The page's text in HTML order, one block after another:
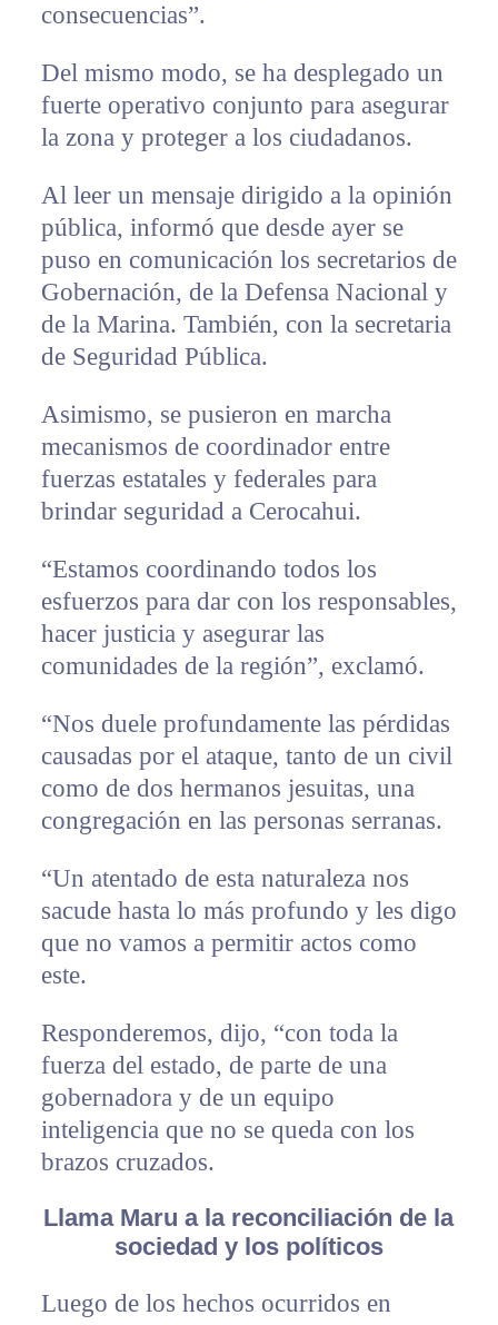
consecuencias”.
Del mismo modo, se ha desplegado un
fuerte operativo conjunto para asegurar
la zona y proteger a los ciudadanos.
Al leer un mensaje dirigido a la opinión
pública, informó que desde ayer se
puso en comunicación los secretarios de
Gobernación, de la Defensa Nacional y
de la Marina. También, con la secretaria
de Seguridad Pública.
Asimismo, se pusieron en marcha
mecanismos de coordinador entre
fuerzas estatales y federales para
brindar seguridad a Cerocahui.
“Estamos coordinando todos los
esfuerzos para dar con los responsables,
hacer justicia y asegurar las
comunidades de la región”, exclamó.
“Nos duele profundamente las pérdidas
causadas por el ataque, tanto de un civil
como de dos hermanos jesuitas, una
congregación en las personas serranas.
“Un atentado de esta naturaleza nos
sacude hasta lo más profundo y les digo
que no vamos a permitir actos como
este.
Responderemos, dijo, “con toda la
fuerza del estado, de parte de una
gobernadora y de un equipo
inteligencia que no se queda con los
brazos cruzados.
Llama Maru a la reconciliación de la
sociedad y los políticos
Luego de los hechos ocurridos en